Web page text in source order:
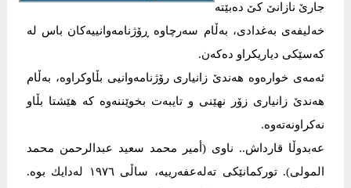
جارێ نازانێ كێ ده‌بێته‌
خه‌لیفه‌ی به‌غدادی، به‌ڵام سه‌رچاوه‌ ڕۆژنامه‌وانییه‌كان باس له‌
كه‌سێكی دیاریكراو ده‌كه‌ن.
ئه‌مه‌ی خواره‌وه‌ هه‌ندێ زانیاری رۆژنامه‌وانیی بڵاوكراوه‌، به‌ڵام
هه‌ندێ زانیاری زۆر نهێنی و تایبه‌ت بخوێننه‌وه‌ كه‌ هێشتا بڵاو
نه‌كراونه‌ته‌وه‌.
عه‌بدوڵا قارداش.. ناوی (أمير محمد سعيد عبدالرحمن محمد
المولى). توركمانێكی ته‌له‌عفه‌رییه‌، ساڵی ١٩٧٦ له‌دایك بوه‌.